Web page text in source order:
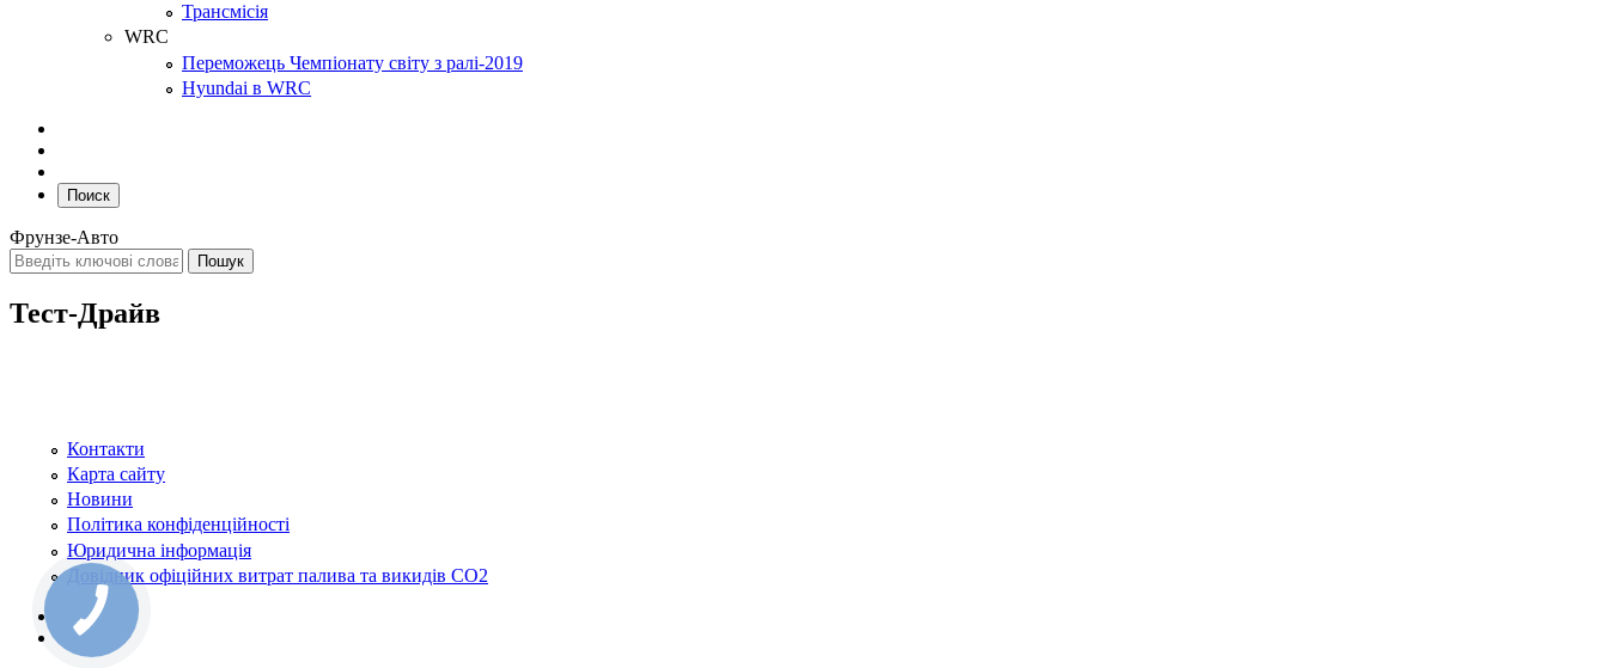
Трансмісія
WRC
Переможець Чемпіонату світу з ралі-2019
Hyundai в WRC
Поиск
Фрунзе-Авто
Тест-Драйв
Контакти
Карта сайту
Новини
Політика конфіденційності
Юридична інформація
Довідник офіційних витрат палива та викидів СО2